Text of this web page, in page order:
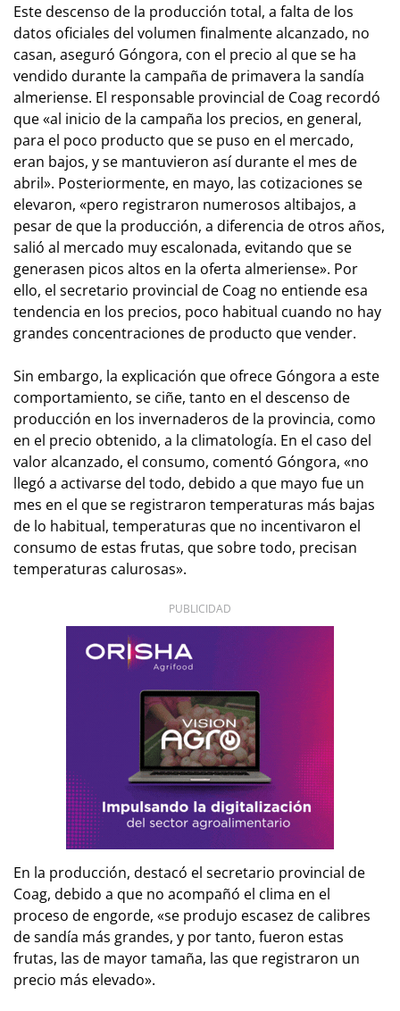
Este descenso de la producción total, a falta de los
datos oficiales del volumen finalmente alcanzado, no
casan, aseguró Góngora, con el precio al que se ha
vendido durante la campaña de primavera la sandía
almeriense. El responsable provincial de Coag recordó
que «al inicio de la campaña los precios, en general,
para el poco producto que se puso en el mercado,
eran bajos, y se mantuvieron así durante el mes de
abril». Posteriormente, en mayo, las cotizaciones se
elevaron, «pero registraron numerosos altibajos, a
pesar de que la producción, a diferencia de otros años,
salió al mercado muy escalonada, evitando que se
generasen picos altos en la oferta almeriense». Por
ello, el secretario provincial de Coag no entiende esa
tendencia en los precios, poco habitual cuando no hay
grandes concentraciones de producto que vender.
Sin embargo, la explicación que ofrece Góngora a este
comportamiento, se ciñe, tanto en el descenso de
producción en los invernaderos de la provincia, como
en el precio obtenido, a la climatología. En el caso del
valor alcanzado, el consumo, comentó Góngora, «no
llegó a activarse del todo, debido a que mayo fue un
mes en el que se registraron temperaturas más bajas
de lo habitual, temperaturas que no incentivaron el
consumo de estas frutas, que sobre todo, precisan
temperaturas calurosas».
PUBLICIDAD
En la producción, destacó el secretario provincial de
Coag, debido a que no acompañó el clima en el
proceso de engorde, «se produjo escasez de calibres
de sandía más grandes, y por tanto, fueron estas
frutas, las de mayor tamaña, las que registraron un
precio más elevado».